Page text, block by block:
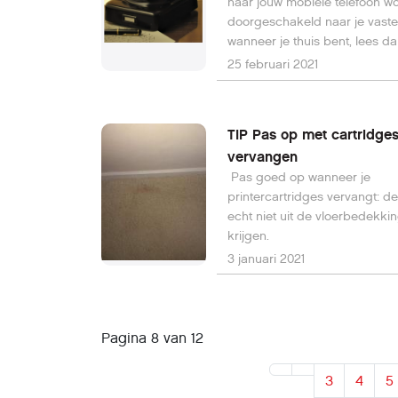
doorgeschakeld naar je
wanneer je thuis bent, lees
deze handige tip.
25 februari 2021
TIP Pas op met cartridges
vervangen
Pas goed op wanneer je
printercartridges vervangt:
echt niet uit de
krijgen.
3 januari 2021
Pagina 8 van 12
3 4 5